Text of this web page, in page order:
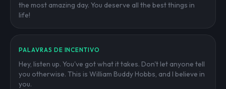
the most amazing day. You deserve all the best things in
life!
PALAVRAS DE INCENTIVO
Hey, listen up. You've got what it takes. Don't let anyone tell
you otherwise. This is William Buddy Hobbs, and I believe in
you.